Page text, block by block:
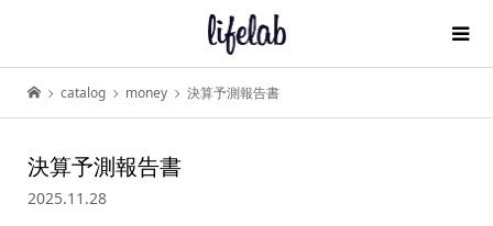
catalog money 決算予測報告書
決算予測報告書
2025.11.28